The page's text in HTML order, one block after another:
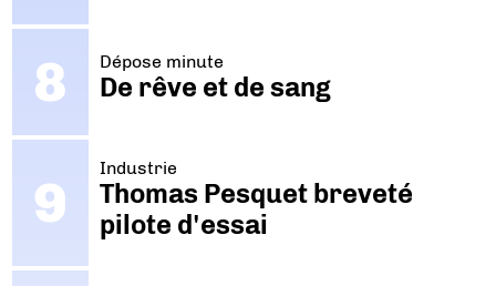
Dépose minute
De rêve et de sang
Industrie
Thomas Pesquet breveté
pilote d'essai